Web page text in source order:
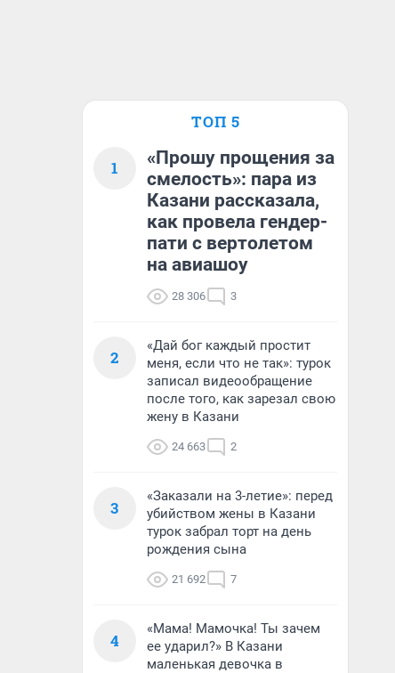
ТОП 5
1
«Прошу прощения за
смелость»: пара из
Казани рассказала,
как провела гендер-
пати с вертолетом
на авиашоу
28 306 3
2
«Дай бог каждый простит
меня, если что не так»: турок
записал видеообращение
после того, как зарезал свою
жену в Казани
24 663 2
3
«Заказали на 3-летие»: перед
убийством жены в Казани
турок забрал торт на день
рождения сына
21 692 7
4
«Мама! Мамочка! Ты зачем
ее ударил?» В Казани
маленькая девочка в